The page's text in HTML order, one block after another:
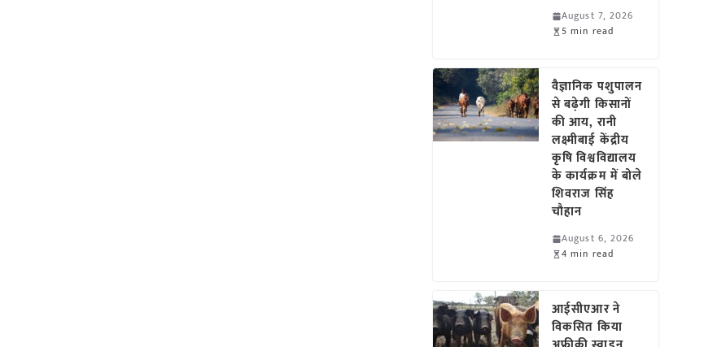
August 7, 2026
5 min read
वैज्ञानिक पशुपालन
से बढ़ेगी किसानों
की आय, रानी
लक्ष्मीबाई केंद्रीय
कृषि विश्वविद्यालय
के कार्यक्रम में बोले
शिवराज सिंह
चौहान
August 6, 2026
4 min read
आईसीएआर ने
विकसित किया